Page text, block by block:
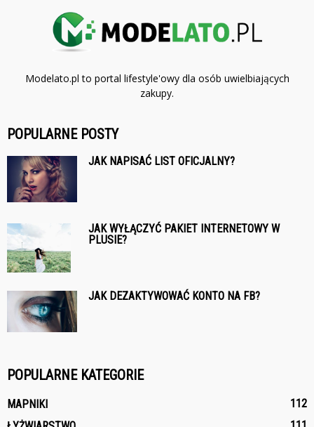
Modelato.pl to portal lifestyle'owy dla osób uwielbiających
zakupy.
POPULARNE POSTY
JAK NAPISAĆ LIST OFICJALNY?
JAK WYŁĄCZYĆ PAKIET INTERNETOWY W
PLUSIE?
JAK DEZAKTYWOWAĆ KONTO NA FB?
POPULARNE KATEGORIE
MAPNIKI
112